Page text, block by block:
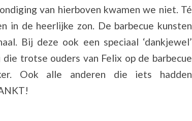
van hierboven kwamen we niet. Té
in de heerlijke zon. De barbecue kunsten
Bij deze ook een speciaal ‘dankjewel’
trotse ouders van Felix op de barbecue
Ook alle anderen die iets hadden